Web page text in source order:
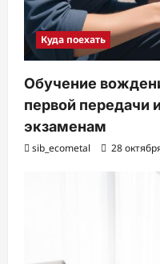
Куда поехать
Обучение
первой передачи
экзаменам
sib_ecometal 28